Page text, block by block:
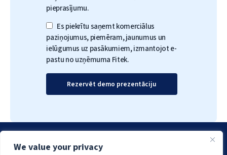
We value your privacy
pieprasījumu.
Es piekrītu saņemt komerciālus
paziņojumus, piemēram, jaunumus un
ielūgumus uz pasākumiem, izmantojot e-
pastu no uzņēmuma Fitek.